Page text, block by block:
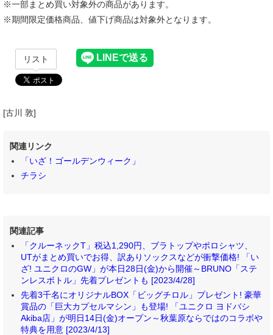
※一部まとめ買い対象外の商品があります。
※期間限定価格商品、値下げ商品は対象外となります。
リスト
[古川 敦]
関連リンク
「いざ！ゴールデンウィーク」
チラシ
関連記事
「クルーネックT」税込1,290円、ブラトップやポロシャツ、
UTがまとめ買いでお得、訳ありソックスなどが衝撃価格! 「い
ざ! ユニクロのGW」が本日28日(金)から開催～BRUNO「ステ
ンレスボトル」先着プレゼントも [2023/4/28]
先着3千名にオリジナルBOX「ビッグチロル」プレゼント! 豪華
賞品の「巨大カプセルマシン」も登場! 「ユニクロ ヨドバシ
Akiba店」が明日14日(金)オープン～秋葉原ならではのコラボや
特典を用意 [2023/4/13]